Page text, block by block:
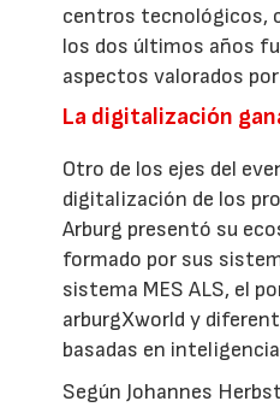
centros tecnológicos,
los dos últimos años
aspectos valorados
La digitalización
Otro de los ejes del
digitalización de los
Arburg presentó su
formado por sus
sistema MES ALS, el
arburgXworld y
basadas en
Según Johannes